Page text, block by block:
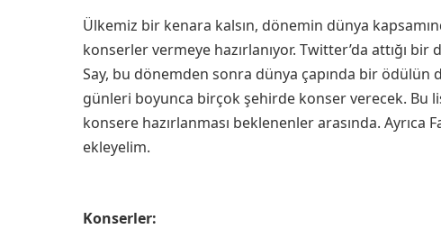
Ülkemiz bir kenara kalsın, dönemin dünya
konserler vermeye hazırlanıyor. Twitter’da attığı
Say, bu dönemden sonra dünya çapında bir ödülün
günleri boyunca birçok şehirde konser verecek. Bu
konsere hazırlanması beklenenler arasında.
ekleyelim.
Konserler: